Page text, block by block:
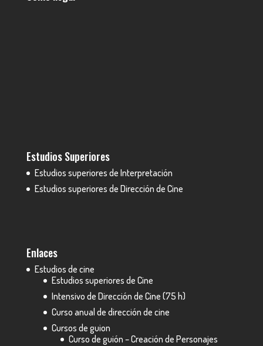
Estudios Superiores
Estudios superiores de Interpretación
Estudios superiores de Dirección de Cine
Enlaces
Estudios de cine
Estudios superiores de Cine
Intensivo de Dirección de Cine (75 h)
Curso anual de dirección de cine
Cursos de guion
Curso de guión – Creación de Personajes